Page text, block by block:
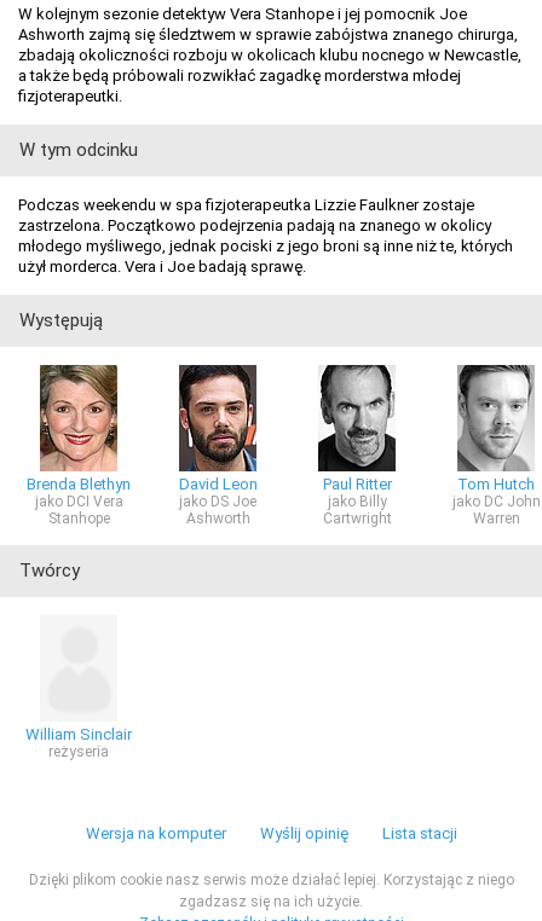
W kolejnym sezonie detektyw Vera Stanhope i jej pomocnik Joe
Ashworth zajmą się śledztwem w sprawie zabójstwa znanego chirurga,
zbadają okoliczności rozboju w okolicach klubu nocnego w Newcastle,
a także będą próbowali rozwikłać zagadkę morderstwa młodej
fizjoterapeutki.
W tym odcinku
Podczas weekendu w spa fizjoterapeutka Lizzie Faulkner zostaje
zastrzelona. Początkowo podejrzenia padają na znanego w okolicy
młodego myśliwego, jednak pociski z jego broni są inne niż te, których
użył morderca. Vera i Joe badają sprawę.
Występują
Brenda Blethyn
jako DCI Vera
Stanhope
David Leon
jako DS Joe
Ashworth
Paul Ritter
jako Billy
Cartwright
Tom Hutch
jako DC John
Warren
Twórcy
William Sinclair
reżyseria
Wersja na komputer Wyślij opinię Lista stacji
Dzięki plikom cookie nasz serwis może działać lepiej. Korzystając z niego
zgadzasz się na ich użycie.